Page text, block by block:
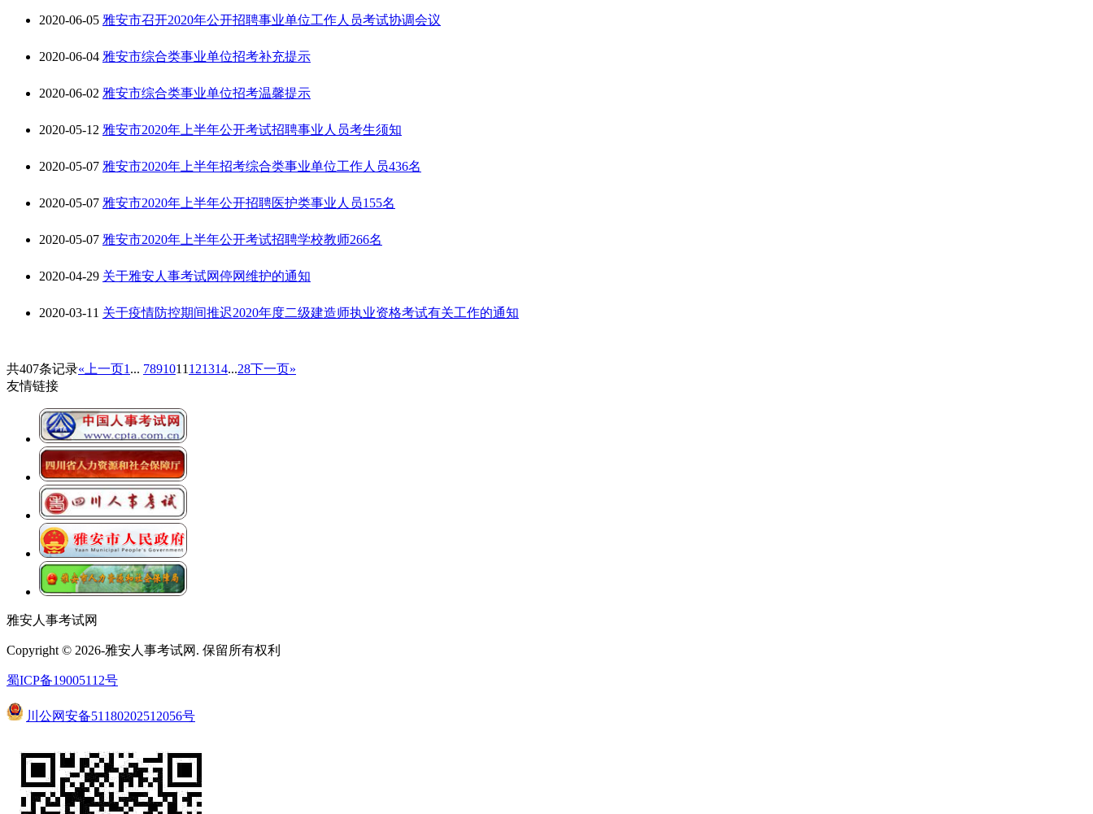
2020-06-05 雅安市召开2020年公开招聘事业单位工作人员考试协调会议
2020-06-04 雅安市综合类事业单位招考补充提示
2020-06-02 雅安市综合类事业单位招考温馨提示
2020-05-12 雅安市2020年上半年公开考试招聘事业人员考生须知
2020-05-07 雅安市2020年上半年招考综合类事业单位工作人员436名
2020-05-07 雅安市2020年上半年公开招聘医护类事业人员155名
2020-05-07 雅安市2020年上半年公开考试招聘学校教师266名
2020-04-29 关于雅安人事考试网停网维护的通知
2020-03-11 关于疫情防控期间推迟2020年度二级建造师执业资格考试有关工作的通知
共407条记录«上一页1 ... 7891011 121314...28下一页»
友情链接
雅安人事考试网
Copyright © 2026-雅安人事考试网. 保留所有权利
蜀ICP备19005112号
川公网安备51180202512056号